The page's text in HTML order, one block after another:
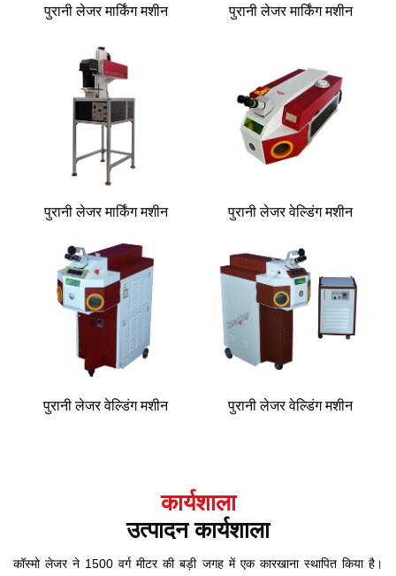
पुरानी लेजर मार्किंग मशीन पुरानी लेजर मार्किंग मशीन
पुरानी लेजर मार्किंग मशीन पुरानी लेजर वेल्डिंग मशीन
पुरानी लेजर वेल्डिंग मशीन पुरानी लेजर वेल्डिंग मशीन
कार्यशाला
उत्पादन कार्यशाला
कॉस्मो लेजर ने 1500 वर्ग मीटर की बड़ी जगह में एक कारखाना स्थापित किया है।